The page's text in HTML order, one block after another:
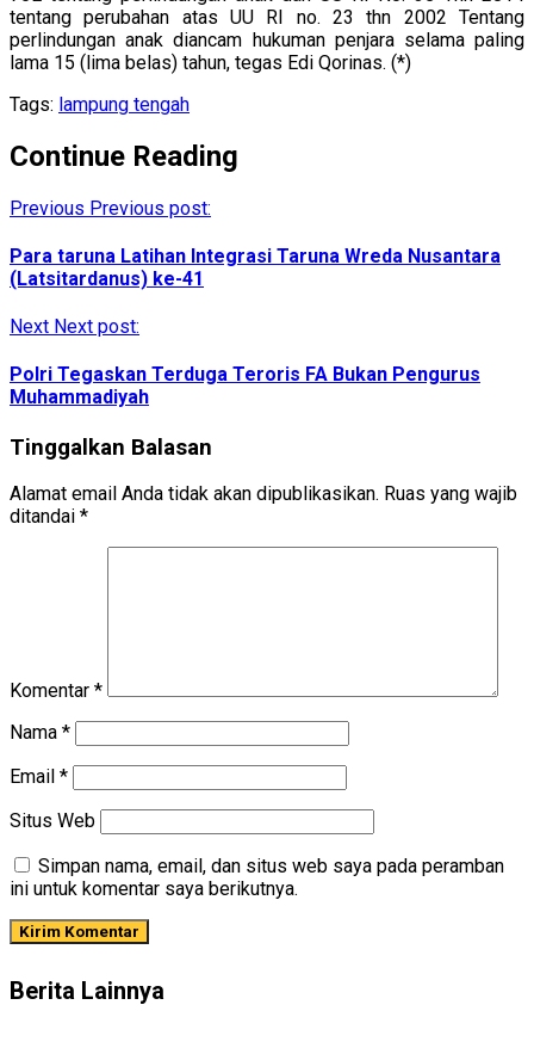
tentang perubahan atas UU RI no. 23 thn 2002 Tentang
perlindungan anak diancam hukuman penjara selama paling
lama 15 (lima belas) tahun, tegas Edi Qorinas. (*)
Tags: lampung tengah
Continue Reading
Previous Previous post:
Para taruna Latihan Integrasi Taruna Wreda Nusantara
(Latsitardanus) ke-41
Next Next post:
Polri Tegaskan Terduga Teroris FA Bukan Pengurus
Muhammadiyah
Tinggalkan Balasan
Alamat email Anda tidak akan dipublikasikan. Ruas yang wajib
ditandai *
Komentar *
Nama *
Email *
Situs Web
Simpan nama, email, dan situs web saya pada peramban
ini untuk komentar saya berikutnya.
Berita Lainnya